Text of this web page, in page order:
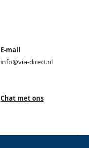
E-mail
info@via-direct.nl
Chat met ons